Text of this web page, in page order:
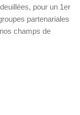
pour un 1er
partenariales
champs de